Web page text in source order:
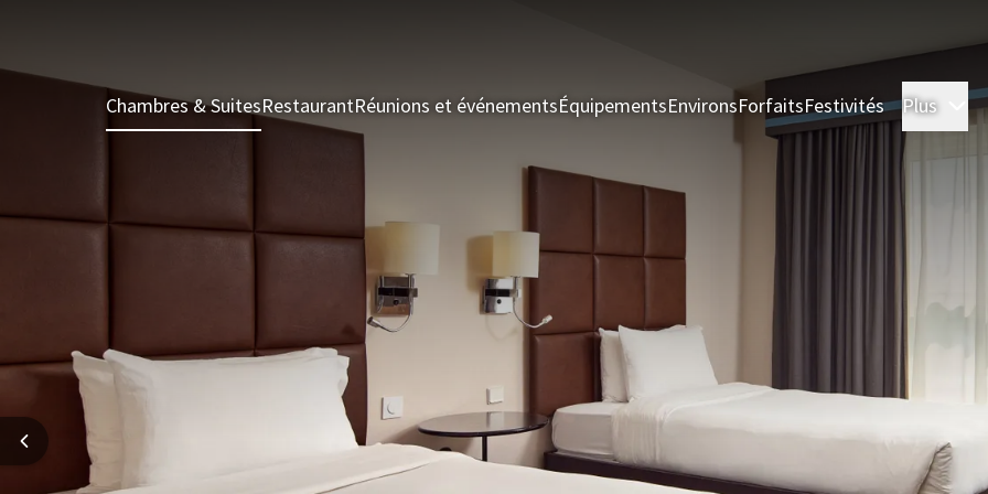
Chambres & SuitesRestaurantRéunions et événementsÉquipementsEnvironsForfaitsFestivités Plus